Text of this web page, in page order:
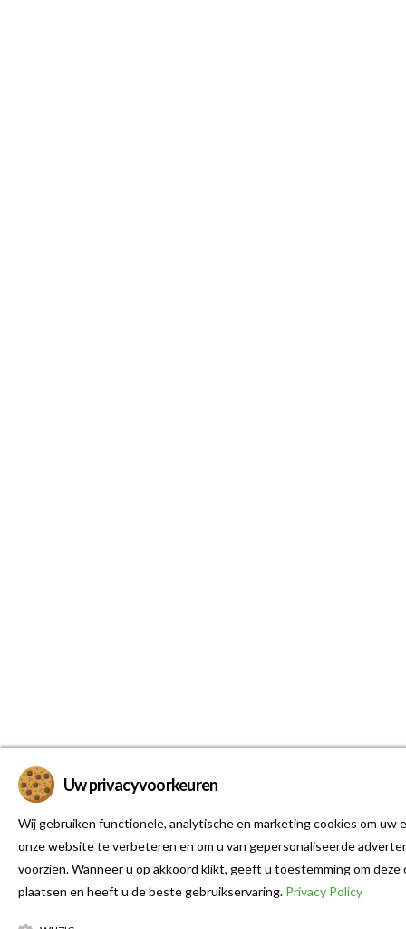
Uw privacyvoorkeuren
Wij gebruiken functionele, analytische en marketing cookies om uw
onze website te verbeteren en om u van gepersonaliseerde
voorzien. Wanneer u op akkoord klikt, geeft u toestemming om deze
plaatsen en heeft u de beste gebruikservaring. Privacy Policy